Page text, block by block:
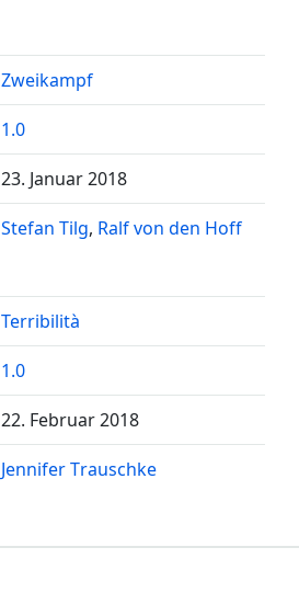
Zweikampf
1.0
23. Januar 2018
Stefan Tilg Ralf von den Hoff
Terribilità
1.0
22. Februar 2018
Jennifer Trauschke